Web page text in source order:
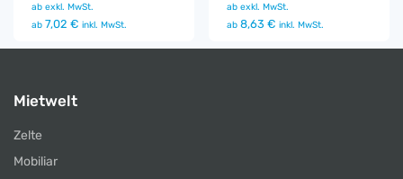
ab exkl. MwSt.
ab 7,02 € inkl. MwSt.
ab exkl. MwSt.
ab 8,63 € inkl. MwSt.
Mietwelt
Zelte
Mobiliar